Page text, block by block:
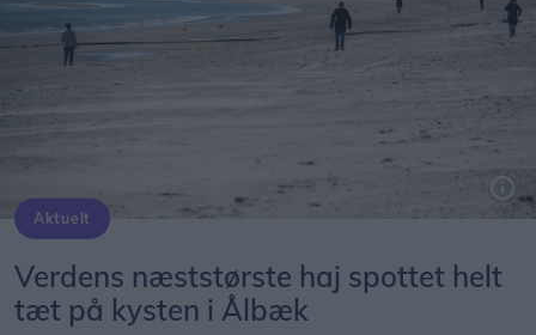
Aktuelt
Verdens næststørste haj spottet helt
tæt på kysten i Ålbæk